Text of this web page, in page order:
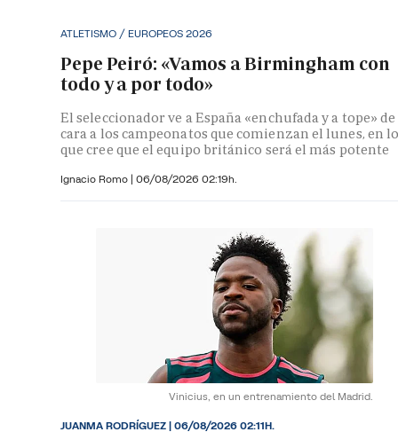
ATLETISMO / EUROPEOS 2026
Pepe Peiró: «Vamos a Birmingham con
todo y a por todo»
El seleccionador ve a España «enchufada y a tope» de
cara a los campeonatos que comienzan el lunes, en
que cree que el equipo británico será el más potente
Ignacio Romo | 06/08/2026 02:19h.
Vinicius, en un entrenamiento del Madrid.
JUANMA RODRÍGUEZ|06/08/2026 02:11H.